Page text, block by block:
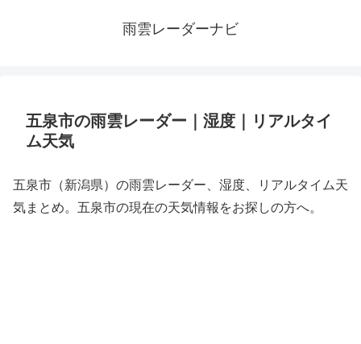
雨雲レーダーナビ
五泉市の雨雲レーダー｜湿度｜リアルタイ
ム天気
五泉市（新潟県）の雨雲レーダー、湿度、リアルタイム天
気まとめ。五泉市の現在の天気情報をお探しの方へ。